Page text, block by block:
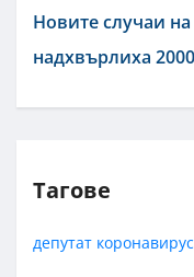
Новите случаи
надхвърлиха 2000
Тагове
депутат коронавирус